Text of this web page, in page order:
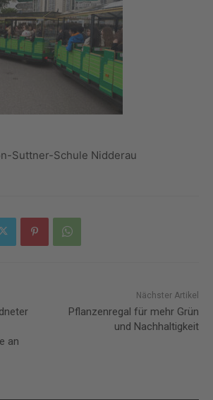
Suttner-Schule Nidderau
an
Nächster Artikel
Pflanzenregal für mehr Grün
und Nachhaltigkeit